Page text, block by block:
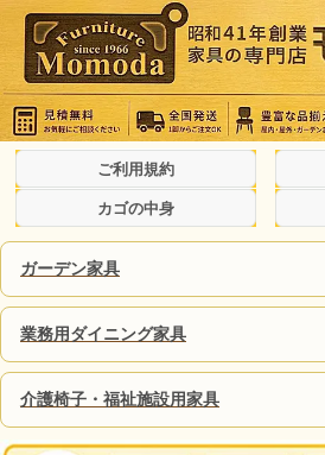
ご利用規約
カゴの中身
ガーデン家具
業務用ダイニング家具
介護椅子・福祉施設用家具